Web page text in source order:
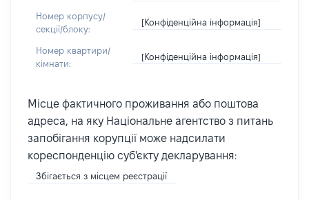
Номер корпусу/
секції/блоку:
[Конфіденційна інформація]
Номер квартири/
кімнати:
[Конфіденційна інформація]
Місце фактичного проживання або поштова
адреса, на яку Національне агентство з питань
запобігання корупції може надсилати
кореспонденцію суб'єкту декларування:
Збігається з місцем реєстрації